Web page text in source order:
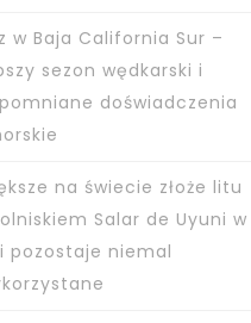
w Baja California Sur –
sezon wędkarski i
doświadczenia
na świecie złoże litu
Salar de Uyuni w
pozostaje niemal